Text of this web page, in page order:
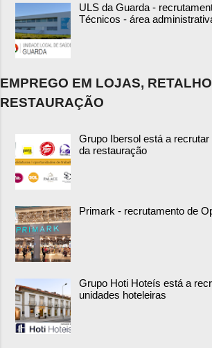
ULS da Guarda -
Técnicos - área
EMPREGO EM LOJAS,
RESTAURAÇÃO
Grupo Ibersol está a
da restauração
Primark - recrutamento de
Grupo Hoti Hoteís está a
unidades hoteleiras